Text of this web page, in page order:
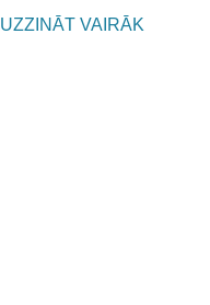
UZZINĀT VAIRĀK